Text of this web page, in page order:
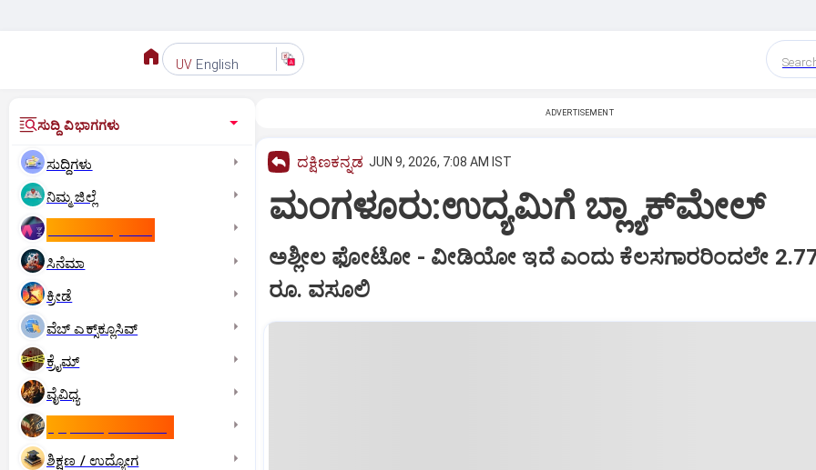
UV English
ಸುದ್ದಿ ವಿಭಾಗಗಳು
ಸುದ್ದಿಗಳು
ನಿಮ್ಮ ಜಿಲ್ಲೆ
ಸಿನೆಮಾ
ಕ್ರೀಡೆ
ವೆಬ್ ಎಕ್ಸ್‌ಕ್ಲೂಸಿವ್
ಕ್ರೈಮ್
ವೈವಿಧ್ಯ
ಶಿಕ್ಷಣ / ಉದ್ಯೋಗ
ADVERTISEMENT
ದಕ್ಷಿಣಕನ್ನಡ JUN 9, 2026, 7:08 AM IST
ಮಂಗಳೂರು:ಉದ್ಯಮಿಗೆ ಬ್ಲ್ಯಾಕ್‌ಮೇಲ್
ಅಶ್ಲೀಲ ಫೋಟೋ - ವೀಡಿಯೋ ಇದೆ ಎಂದು ಕೆಲಸಗಾರರಿಂದಲೇ
ರೂ. ವಸೂಲಿ